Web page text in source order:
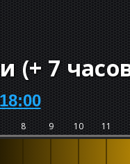
(+7
8 9 10 11